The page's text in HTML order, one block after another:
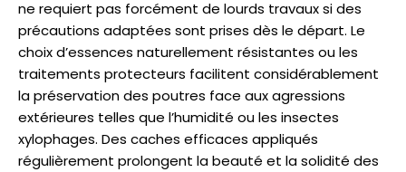
ne requiert pas forcément de lourds travaux si des
précautions adaptées sont prises dès le départ. Le
choix d’essences naturellement résistantes ou les
traitements protecteurs facilitent considérablement
la préservation des poutres face aux agressions
extérieures telles que l’humidité ou les insectes
xylophages. Des caches efficaces appliqués
régulièrement prolongent la beauté et la solidité des